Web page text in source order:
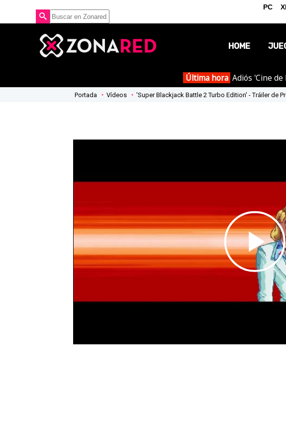
HOME
Última hora Adiós 'Cine
Portada Vídeos 'Super Blackjack Battle 2 Turbo Edition' - Tráiler de
PC